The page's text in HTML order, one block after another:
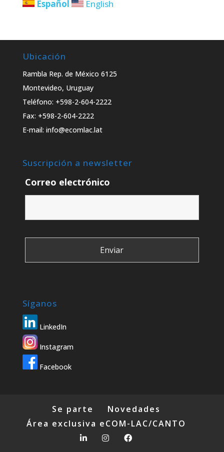
Español English
Ubicación
Rambla Rep. de México 6125
Montevideo, Uruguay
Teléfono: +598-2-604-2222
Fax: +598-2-604-2222
E-mail: info@ecomlac.lat
Suscripción a newsletter
Correo electrónico
Síganos
LinkedIn
Instagram
Facebook
Se parte
Novedades
Área exclusiva eCOM-LAC/CANTO